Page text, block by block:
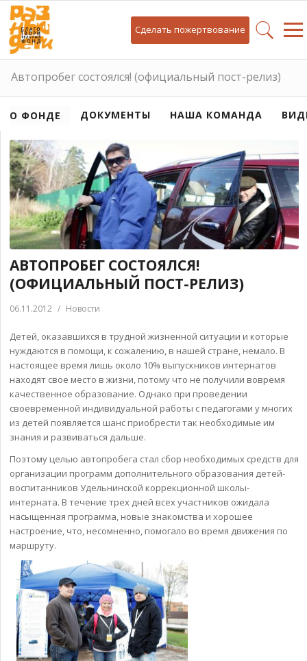
Сделать пожертвование
Автопробег состоялся! (официальный пост-релиз)
О ФОНДЕ ДОКУМЕНТЫ НАША КОМАНДА
АВТОПРОБЕГ СОСТОЯЛСЯ!
(ОФИЦИАЛЬНЫЙ ПОСТ-РЕЛИЗ)
06.11.2012 / Новости
Детей, оказавшихся в трудной жизненной ситуации и которые
нуждаются в помощи, к сожалению, в нашей стране, немало. В
настоящее время лишь около 10% выпускников интернатов
находят свое место в жизни, потому что не получили вовремя
качественное образование. Однако при проведении
своевременной индивидуальной работы с педагогами у многих
из детей появляется шанс приобрести так необходимые им
знания и развиваться дальше.
Поэтому целью автопробега стал сбор необходимых средств для
организации программ дополнительного образования детей-
воспитанников Удельнинской коррекционной школы-
интерната. В течение трех дней всех участников ожидала
насыщенная программа, новые знакомства и хорошее
настроение, что, несомненно, помогало во время движения по
маршруту.